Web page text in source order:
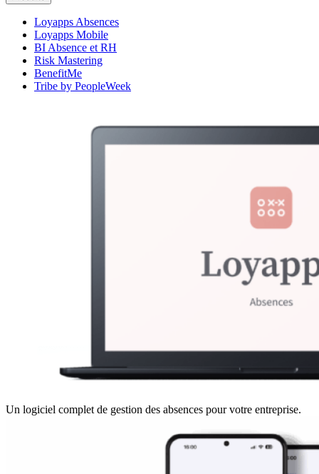
Loyapps Absences
Loyapps Mobile
BI Absence et RH
Risk Mastering
BenefitMe
Tribe by PeopleWeek
Un logiciel complet de gestion des absences pour votre entreprise.